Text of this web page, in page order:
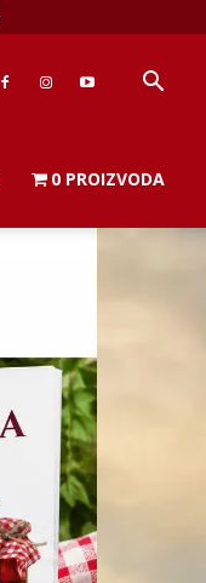
0 PROIZVODA